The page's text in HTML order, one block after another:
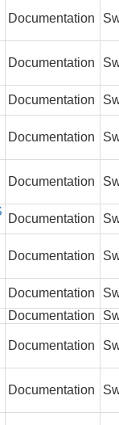
Documentation
Documentation
Documentation
Documentation
Documentation
Documentation
Documentation
Documentation
Documentation
Documentation
Documentation